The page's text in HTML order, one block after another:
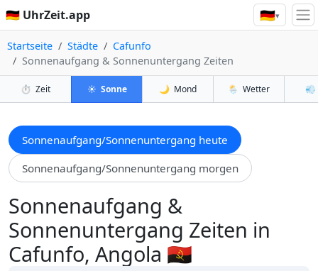
🇩🇪 UhrZeit.app 🇩🇪▾
Startseite Städte
Cafunfo
Sonnenaufgang & Sonnenuntergang Zeiten
⏱️ Zeit ☀️ Sonne 🌙 Mond 🌦️ Wetter 💨
Sonnenaufgang/Sonnenuntergang heute
Sonnenaufgang/Sonnenuntergang morgen
Sonnenaufgang &
Sonnenuntergang Zeiten in
Cafunfo, Angola 🇦🇴